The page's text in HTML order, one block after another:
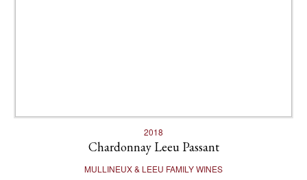
2018
Chardonnay Leeu Passant
MULLINEUX & LEEU FAMILY WINES